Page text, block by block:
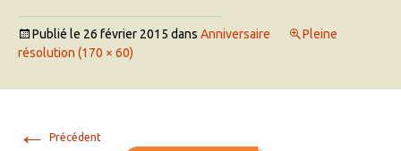
Publié le 26 février 2015 dans Anniversaire
Pleine
résolution (170 × 60)
← Précédent